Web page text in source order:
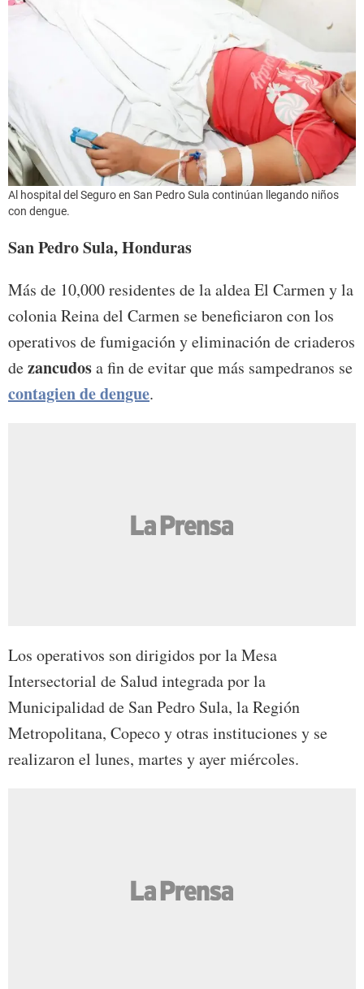
Al hospital del Seguro en San Pedro Sula continúan llegando niños
con dengue.
San Pedro Sula, Honduras
Más de 10,000 residentes de la aldea El Carmen y la
colonia Reina del Carmen se beneficiaron con los
operativos de fumigación y eliminación de criaderos
dezancudosa fin de evitar que más sampedranos se
contagien de dengue.
Los operativos son dirigidos por la Mesa
Intersectorial de Salud integrada por la
Municipalidad de San Pedro Sula, la Región
Metropolitana, Copeco y otras instituciones y se
realizaron el lunes, martes y ayer miércoles.